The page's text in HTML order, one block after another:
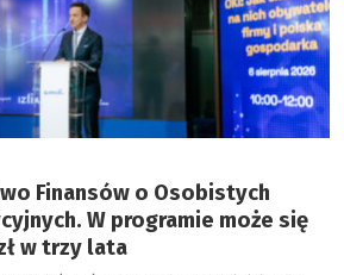
Finansów o Osobistych
W programie może się
w trzy lata